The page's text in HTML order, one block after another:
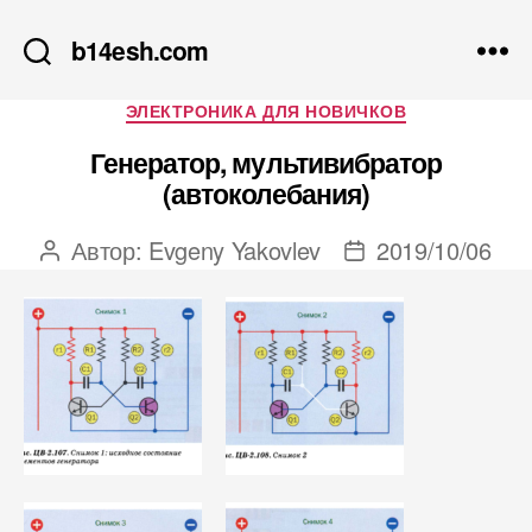
b14esh.com
Рубрики
ЭЛЕКТРОНИКА ДЛЯ НОВИЧКОВ
Генератор, мультивибратор
(автоколебания)
Автор
записи
Автор: Evgeny Yakovlev
Дата2019/10/06